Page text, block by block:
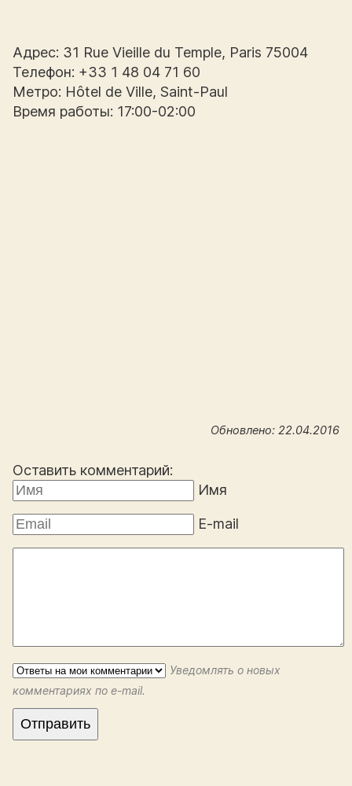
Адрес: 31 Rue Vieille du Temple, Paris 75004
Телефон: +33 1 48 04 71 60
Метро: Hôtel de Ville, Saint-Paul
Время работы: 17:00-02:00
Обновлено: 22.04.2016
Оставить комментарий:
Имя
E-mail
Уведомлять о новых
комментариях по e-mail.